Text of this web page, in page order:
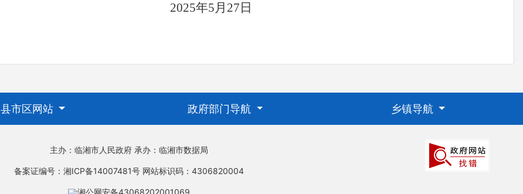
2025年5月 27 日
县市区网站 政府部门导航 乡镇导航
主办：临湘市人民政府 承办：临湘市数据局
备案证编号：湘ICP备14007481号 网站标识码：4306820004